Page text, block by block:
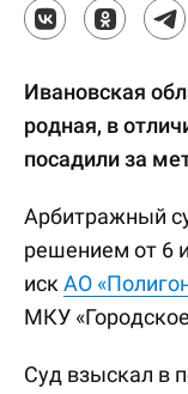
Ивановская
родная, в
посадили за
Арбитражный
решением от 6
иск АО
МКУ
Суд взыскал в